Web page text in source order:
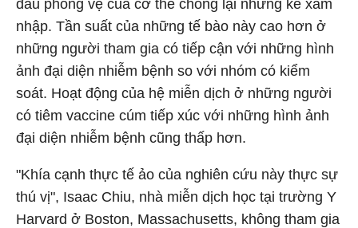
đầu phòng vệ của cơ thể chống lại những kẻ xâm
nhập. Tần suất của những tế bào này cao hơn ở
những người tham gia có tiếp cận với những hình
ảnh đại diện nhiễm bệnh so với nhóm có kiểm
soát. Hoạt động của hệ miễn dịch ở những người
có tiêm vaccine cúm tiếp xúc với những hình ảnh
đại diện nhiễm bệnh cũng thấp hơn.
"Khía cạnh thực tế ảo của nghiên cứu này thực sự
thú vị", Isaac Chiu, nhà miễn dịch học tại trường Y
Harvard ở Boston, Massachusetts, không tham gia